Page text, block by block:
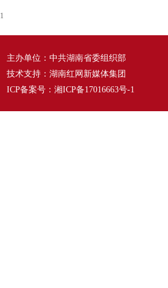
1
主办单位：中共湖南省委组织部
技术支持：湖南红网新媒体集团
ICP备案号： 湘ICP备17016663号-1